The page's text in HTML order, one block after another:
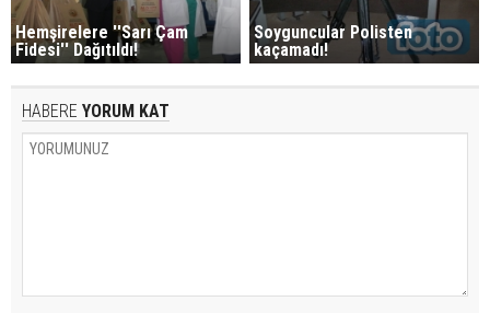
Hemşirelere ''Sarı Çam
Fidesi'' Dağıtıldı!
Soyguncular Polisten
kaçamadı!
HABERE YORUM KAT